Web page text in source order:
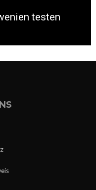
testen